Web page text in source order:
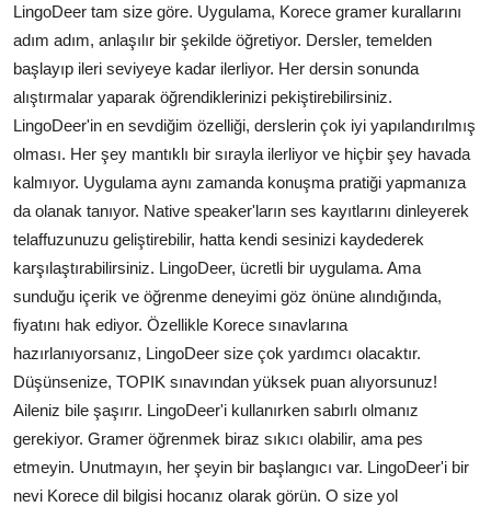
LingoDeer tam size göre. Uygulama, Korece gramer kurallarını
adım adım, anlaşılır bir şekilde öğretiyor. Dersler, temelden
başlayıp ileri seviyeye kadar ilerliyor. Her dersin sonunda
alıştırmalar yaparak öğrendiklerinizi pekiştirebilirsiniz.
LingoDeer'in en sevdiğim özelliği, derslerin çok iyi yapılandırılmış
olması. Her şey mantıklı bir sırayla ilerliyor ve hiçbir şey havada
kalmıyor. Uygulama aynı zamanda konuşma pratiği yapmanıza
da olanak tanıyor. Native speaker'ların ses kayıtlarını dinleyerek
telaffuzunuzu geliştirebilir, hatta kendi sesinizi kaydederek
karşılaştırabilirsiniz. LingoDeer, ücretli bir uygulama. Ama
sunduğu içerik ve öğrenme deneyimi göz önüne alındığında,
fiyatını hak ediyor. Özellikle Korece sınavlarına
hazırlanıyorsanız, LingoDeer size çok yardımcı olacaktır.
Düşünsenize, TOPIK sınavından yüksek puan alıyorsunuz!
Aileniz bile şaşırır. LingoDeer'i kullanırken sabırlı olmanız
gerekiyor. Gramer öğrenmek biraz sıkıcı olabilir, ama pes
etmeyin. Unutmayın, her şeyin bir başlangıcı var. LingoDeer'i bir
nevi Korece dil bilgisi hocanız olarak görün. O size yol